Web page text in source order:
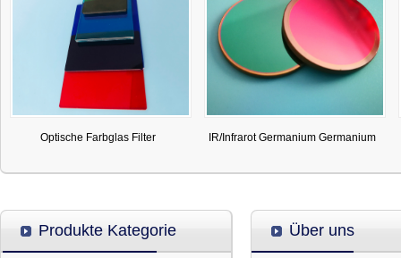
Optische Farbglas Filter IR/Infrarot Germanium Germanium
Produkte Kategorie Über uns